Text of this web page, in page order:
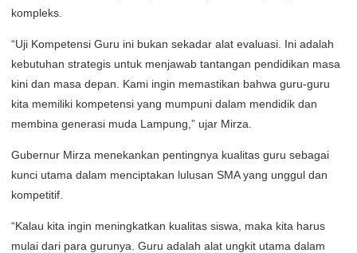
kompleks.
“Uji Kompetensi Guru ini bukan sekadar alat evaluasi. Ini adalah
kebutuhan strategis untuk menjawab tantangan pendidikan masa
kini dan masa depan. Kami ingin memastikan bahwa guru-guru
kita memiliki kompetensi yang mumpuni dalam mendidik dan
membina generasi muda Lampung,” ujar Mirza.
Gubernur Mirza menekankan pentingnya kualitas guru sebagai
kunci utama dalam menciptakan lulusan SMA yang unggul dan
kompetitif.
“Kalau kita ingin meningkatkan kualitas siswa, maka kita harus
mulai dari para gurunya. Guru adalah alat ungkit utama dalam